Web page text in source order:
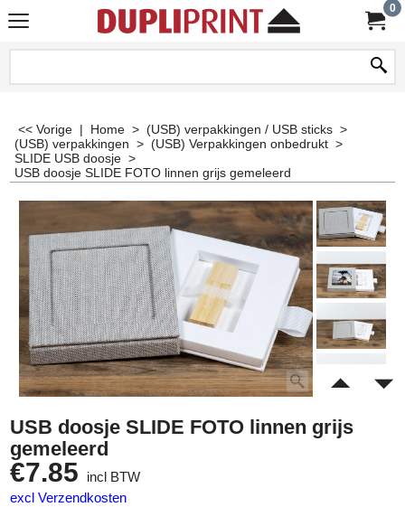
0
<< Vorige | Home > (USB) verpakkingen / USB sticks >
(USB) verpakkingen > (USB) Verpakkingen onbedrukt >
SLIDE USB doosje >
USB doosje SLIDE FOTO linnen grijs gemeleerd
USB doosje SLIDE FOTO linnen grijs
gemeleerd
€7.85
incl BTW
excl Verzendkosten